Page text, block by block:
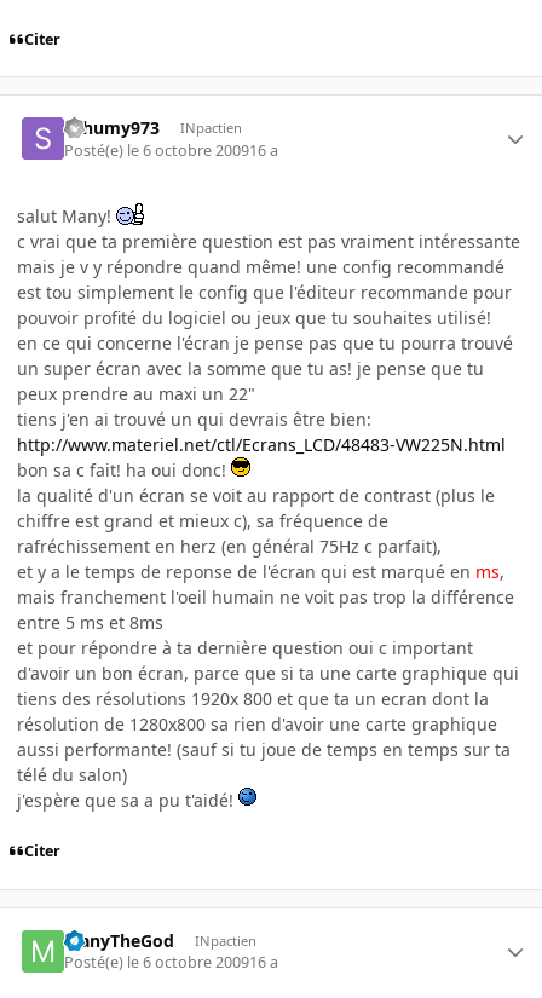
Citer
Schumy973 INpactien
Posté(e) le 6 octobre 200916 a
salut Many!
c vrai que ta première question est pas vraiment intéressante
mais je v y répondre quand même! une config recommandé
est tou simplement le config que l'éditeur recommande pour
pouvoir profité du logiciel ou jeux que tu souhaites utilisé!
en ce qui concerne l'écran je pense pas que tu pourra trouvé
un super écran avec la somme que tu as! je pense que tu
peux prendre au maxi un 22"
tiens j'en ai trouvé un qui devrais être bien:
http://www.materiel.net/ctl/Ecrans_LCD/48483-VW225N.html
bon sa c fait! ha oui donc!
la qualité d'un écran se voit au rapport de contrast (plus le
chiffre est grand et mieux c), sa fréquence de
rafréchissement en herz (en général 75Hz c parfait),
et y a le temps de reponse de l'écran qui est marqué en ms,
mais franchement l'oeil humain ne voit pas trop la différence
entre 5 ms et 8ms
et pour répondre à ta dernière question oui c important
d'avoir un bon écran, parce que si ta une carte graphique qui
tiens des résolutions 1920x 800 et que ta un ecran dont la
résolution de 1280x800 sa rien d'avoir une carte graphique
aussi performante! (sauf si tu joue de temps en temps sur ta
télé du salon)
j'espère que sa a pu t'aidé!
Citer
ManyTheGod INpactien
Posté(e) le 6 octobre 200916 a